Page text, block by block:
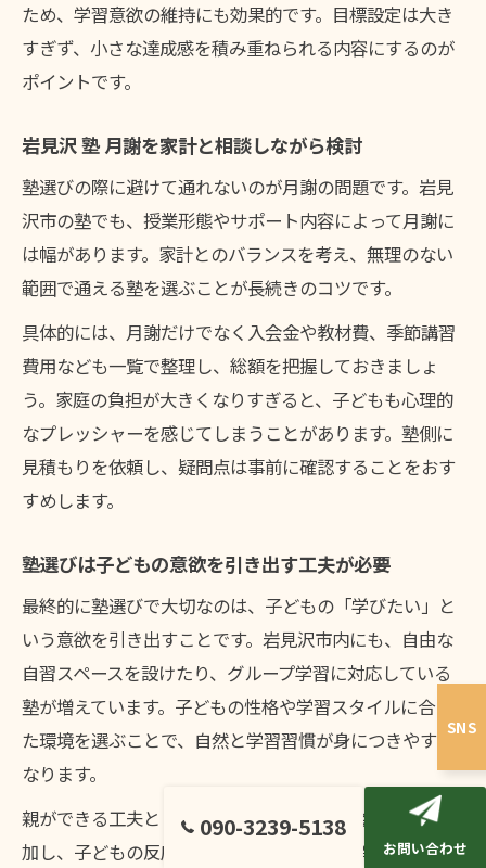
ため、学習意欲の維持にも効果的です。目標設定は大き
すぎず、小さな達成感を積み重ねられる内容にするのが
ポイントです。
岩見沢 塾 月謝を家計と相談しながら検討
塾選びの際に避けて通れないのが月謝の問題です。岩見
沢市の塾でも、授業形態やサポート内容によって月謝に
は幅があります。家計とのバランスを考え、無理のない
範囲で通える塾を選ぶことが長続きのコツです。
具体的には、月謝だけでなく入会金や教材費、季節講習
費用なども一覧で整理し、総額を把握しておきましょ
う。家庭の負担が大きくなりすぎると、子どもも心理的
なプレッシャーを感じてしまうことがあります。塾側に
見積もりを依頼し、疑問点は事前に確認することをおす
すめします。
塾選びは子どもの意欲を引き出す工夫が必要
最終的に塾選びで大切なのは、子どもの「学びたい」と
いう意欲を引き出すことです。岩見沢市内にも、自由な
自習スペースを設けたり、グループ学習に対応している
塾が増えています。子どもの性格や学習スタイルに合っ
た環境を選ぶことで、自然と学習習慣が身につきやすく
なります。
親ができる工夫としては、体験授業や見学会に一緒に参
加し、子どもの反応をよく観察することが挙げられま
SNS
090-3239-5138
お問い合わせ